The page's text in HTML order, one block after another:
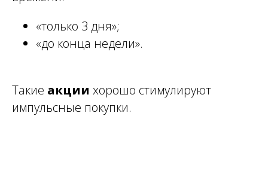
«только 3 дня»;
«до конца недели».
Такие акции хорошо стимулируют
импульсные покупки.